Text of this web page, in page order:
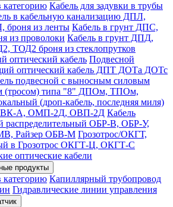
категорию Кабель для задувки в трубы
в кабельную канализацию ДПЛ,
из ленты Кабель в грунт ДПС,
из проволоки Кабель в грунт ДПД,
ТОД2 броня из стеклопрутков
оптический кабель Подвесной
оптический кабель ДПТ ДОТа ДОТс
подвесной с выносным силовым
(тросом) типа "8" ДПОм, ТПОм,
(дроп-кабель, последняя миля)
А, ОМП-2Д, ОВП-2Д Кабель
распределительный ОБР-В, ОБР-У,
Райзер ОБВ-М Грозотрос/ОКГТ,
в Грозотрос ОКГТ-Ц, ОКГТ-С
оптические кабели
продукты
категорию Капиллярный трубопровод
Гидравлические линии управления